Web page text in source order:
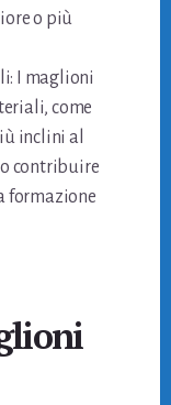
o più
I maglioni
come
inclini al
contribuire
formazione